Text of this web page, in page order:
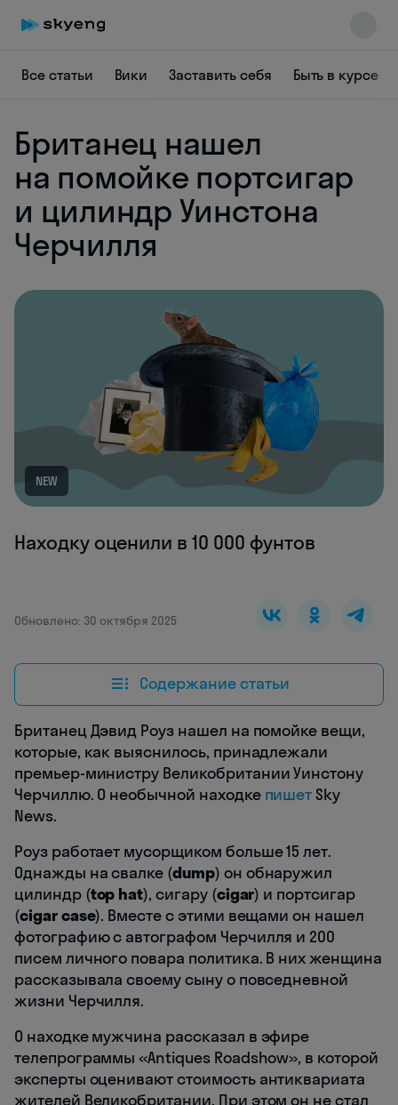
Все статьи Вики Заставить себя Быть в курсе
Британец нашел
на помойке портсигар
и цилиндр Уинстона
Черчилля
NEW
Находку оценили в 10 000 фунтов
Обновлено: 30 октября 2025
Содержание статьи
Британец Дэвид Роуз нашел на помойке вещи,
которые, как выяснилось, принадлежали
премьер-министру Великобритании Уинстону
Черчиллю. О необычной находке пишетSky
News.
Роуз работает мусорщиком больше 15 лет.
Однажды на свалке (dump) он обнаружил
цилиндр (top hat), сигару (cigar) и портсигар
(cigar case). Вместе с этими вещами он нашел
фотографию с автографом Черчилля и 200
писем личного повара политика. В них женщина
рассказывала своему сыну о повседневной
жизни Черчилля.
О находке мужчина рассказал в эфире
телепрограммы «Antiques Roadshow», в которой
эксперты оценивают стоимость антиквариата
жителей Великобритании. При этом он не стал
online